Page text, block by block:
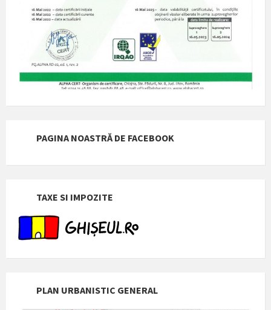
PAGINA NOASTRĂ DE FACEBOOK
TAXE SI IMPOZITE
PLAN URBANISTIC GENERAL